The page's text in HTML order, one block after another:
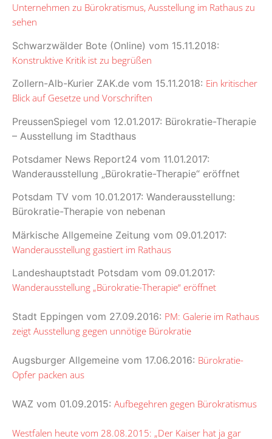
Unternehmen zu Bürokratismus, Ausstellung im Rathaus zu
sehen
Schwarzwälder Bote (Online) vom 15.11.2018:
Konstruktive Kritik ist zu begrüßen
Zollern-Alb-Kurier ZAK.de vom 15.11.2018: Ein kritischer
Blick auf Gesetze und Vorschriften
PreussenSpiegel vom 12.01.2017: Bürokratie-Therapie
– Ausstellung im Stadthaus
Potsdamer News Report24 vom 11.01.2017:
Wanderausstellung „Bürokratie-Therapie“ eröffnet
Potsdam TV vom 10.01.2017: Wanderausstellung:
Bürokratie-Therapie von nebenan
Märkische Allgemeine Zeitung vom 09.01.2017:
Wanderausstellung gastiert im Rathaus
Landeshauptstadt Potsdam vom 09.01.2017:
Wanderausstellung „Bürokratie-Therapie“ eröffnet
Stadt Eppingen vom 27.09.2016: PM: Galerie im Rathaus
zeigt Ausstellung gegen unnötige Bürokratie
Augsburger Allgemeine vom 17.06.2016: Bürokratie-
Opfer packen aus
WAZ vom 01.09.2015: Aufbegehren gegen Bürokratismus
Westfalen heute vom 28.08.2015: „Der Kaiser hat ja gar